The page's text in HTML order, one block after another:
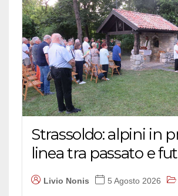
Strassoldo: alpini in
linea tra passato e
Livio Nonis 5 Agosto 2026